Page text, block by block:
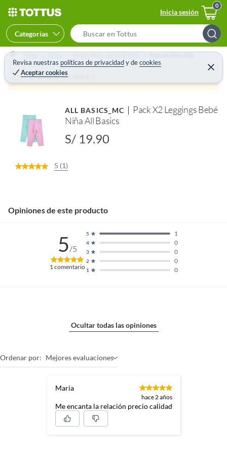
Inicia sesión
Categorías
e
a
c
B
Revisa nuestras políticas de privacidadydecookies
Aceptar cookies
C
e
r
Home Tottus Mundo Bebé - Ropa de bebé Ropa de bebé niña
Producto sin stock :(
ALL BASICS_MC
Pack X2 Leggings Bebé
Niña All Basics
S/ 19.90
5 (1)
Opiniones de este producto
5/5
1comentario 1 0
2 0
3 0
4 0
5 1
Ocultar todas las opiniones
Ordenar por: Mejores evaluaciones
Maria
hace 2 años
Me encanta la relación precio calidad